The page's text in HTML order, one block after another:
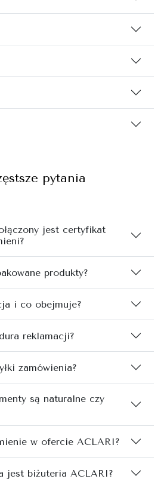
pytania
jest certyfikat
produkty?
i co obejmuje?
reklamacji?
zamówienia?
są naturalne czy
w ofercie ACLARI?
jest biżuteria ACLARI?